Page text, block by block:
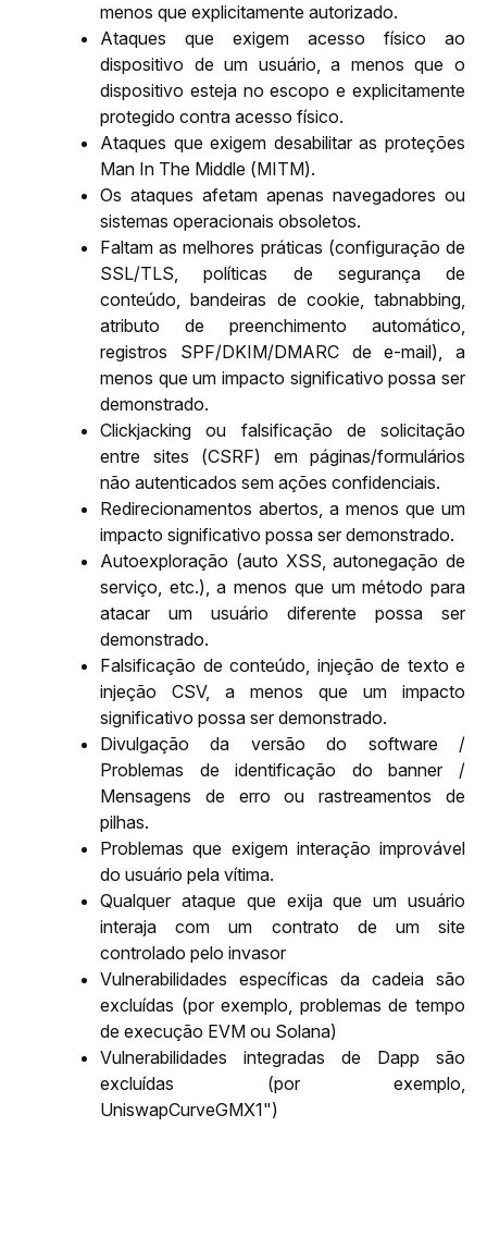
menos que explicitamente autorizado.
Ataques que exigem acesso físico ao
dispositivo de um usuário, a menos que o
dispositivo esteja no escopo e explicitamente
protegido contra acesso físico.
Ataques que exigem desabilitar as proteções
Man In The Middle (MITM).
Os ataques afetam apenas navegadores ou
sistemas operacionais obsoletos.
Faltam as melhores práticas (configuração de
SSL/TLS, políticas de segurança de
conteúdo, bandeiras de cookie, tabnabbing,
atributo de preenchimento automático,
registros SPF/DKIM/DMARC de e-mail), a
menos que um impacto significativo possa ser
demonstrado.
Clickjacking ou falsificação de solicitação
entre sites (CSRF) em páginas/formulários
não autenticados sem ações confidenciais.
Redirecionamentos abertos, a menos que um
impacto significativo possa ser demonstrado.
Autoexploração (auto XSS, autonegação de
serviço, etc.), a menos que um método para
atacar um usuário diferente possa ser
demonstrado.
Falsificação de conteúdo, injeção de texto e
injeção CSV, a menos que um impacto
significativo possa ser demonstrado.
Divulgação da versão do software /
Problemas de identificação do banner /
Mensagens de erro ou rastreamentos de
pilhas.
Problemas que exigem interação improvável
do usuário pela vítima.
Qualquer ataque que exija que um usuário
interaja com um contrato de um site
controlado pelo invasor
Vulnerabilidades específicas da cadeia são
excluídas (por exemplo, problemas de tempo
de execução EVM ou Solana)
Vulnerabilidades integradas de Dapp são
excluídas (por exemplo,
UniswapCurveGMX1")